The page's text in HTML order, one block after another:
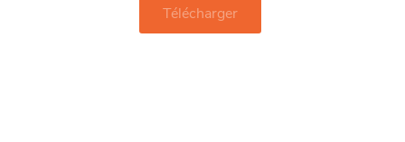
Télécharger